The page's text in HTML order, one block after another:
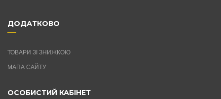
ДОДАТКОВО
ТОВАРИ ЗІ ЗНИЖКОЮ
МАПА САЙТУ
ОСОБИСТИЙ КАБІНЕТ